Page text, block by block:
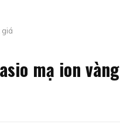
giá
mạ ion vàng